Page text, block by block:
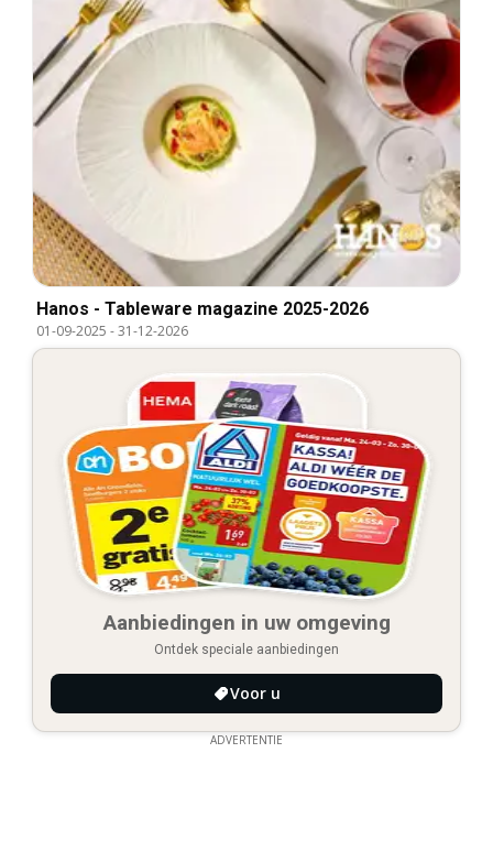
Hanos - Tableware magazine 2025-2026
01-09-2025 -31-12-2026
Aanbiedingen in uw omgeving
Ontdek speciale aanbiedingen
Voor u
ADVERTENTIE